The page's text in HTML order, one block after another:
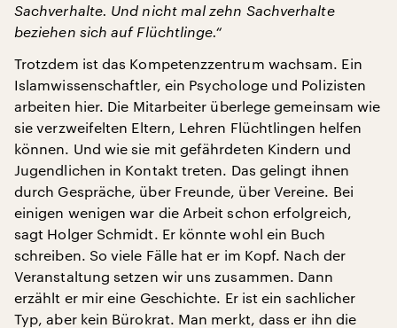
Sachverhalte. Und nicht mal zehn Sachverhalte
beziehen sich auf Flüchtlinge.“
Trotzdem ist das Kompetenzzentrum wachsam. Ein
Islamwissenschaftler, ein Psychologe und Polizisten
arbeiten hier. Die Mitarbeiter überlege gemeinsam wie
sie verzweifelten Eltern, Lehren Flüchtlingen helfen
können. Und wie sie mit gefährdeten Kindern und
Jugendlichen in Kontakt treten. Das gelingt ihnen
durch Gespräche, über Freunde, über Vereine. Bei
einigen wenigen war die Arbeit schon erfolgreich,
sagt Holger Schmidt. Er könnte wohl ein Buch
schreiben. So viele Fälle hat er im Kopf. Nach der
Veranstaltung setzen wir uns zusammen. Dann
erzählt er mir eine Geschichte. Er ist ein sachlicher
Typ, aber kein Bürokrat. Man merkt, dass er ihn die